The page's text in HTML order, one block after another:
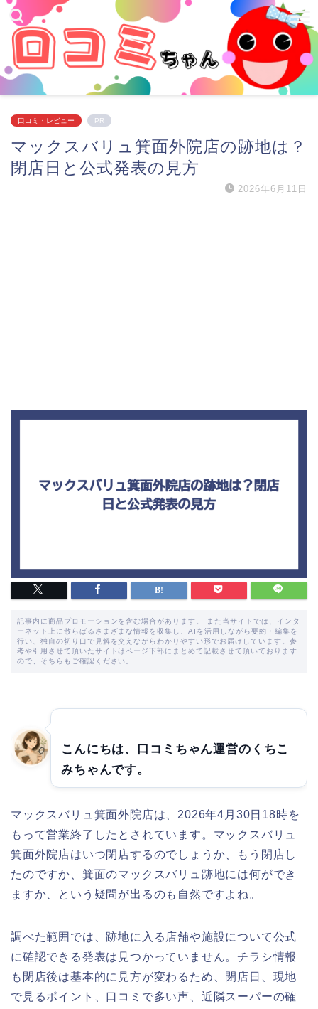
口コミ・レビュー PR
マックスバリュ箕面外院店の跡地は？
閉店日と公式発表の見方
2026年6月11日
記事内に商品プロモーションを含む場合があります。 また当サイトでは、インタ
ーネット上に散らばるさまざまな情報を収集し、AIを活用しながら要約・編集を
行い、独自の切り口で見解を交えながらわかりやすい形でお届けしています。参
考や引用させて頂いたサイトはページ下部にまとめて記載させて頂いております
ので、そちらもご確認ください。
こんにちは、口コミちゃん運営のくちこ
みちゃんです。
マックスバリュ箕面外院店は、2026年4月30日18時を
もって営業終了したとされています。マックスバリュ
箕面外院店はいつ閉店するのでしょうか、もう閉店し
たのですか、箕面のマックスバリュ跡地には何ができ
ますか、という疑問が出るのも自然ですよね。
調べた範囲では、跡地に入る店舗や施設について公式
に確認できる発表は見つかっていません。チラシ情報
も閉店後は基本的に見方が変わるため、閉店日、現地
で見るポイント、口コミで多い声、近隣スーパーの確